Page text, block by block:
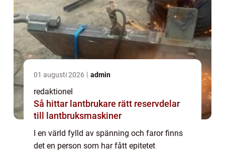
01 augusti 2026 admin
redaktionel
Så hittar lantbrukare rätt reservdelar
till lantbruksmaskiner
I en värld fylld av spänning och faror finns
det en person som har fått epitetet